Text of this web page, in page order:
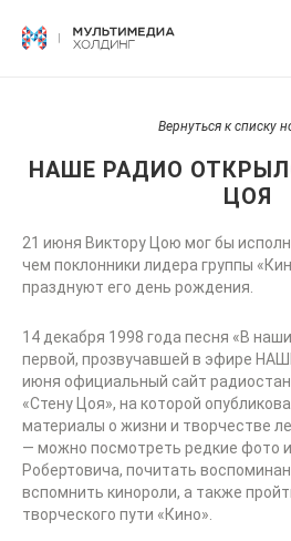
Вернуться к списку
НАШЕ РАДИО
ЦОЯ
21 июня Виктору Цою мог бы
чем поклонники лидера группы
празднуют его день рождения.
14 декабря 1998 года песня «В
первой, прозвучавшей в эфире
июня официальный сайт
«Стену Цоя», на которой
материалы о жизни и творчестве
— можно посмотреть редкие фото
Робертовича, почитать
вспомнить кинороли, а также
творческого пути «Кино».